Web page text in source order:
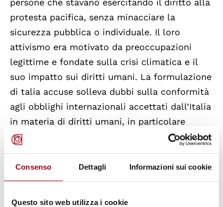
Consenso Dettagli Informazioni sui cookie
Questo sito web utilizza i cookie
persone che stavano esercitando il diritto alla
protesta pacifica, senza minacciare la
sicurezza pubblica o individuale. Il loro
attivismo era motivato da preoccupazioni
legittime e fondate sulla crisi climatica e il
suo impatto sui diritti umani. La formulazione
di talia accuse solleva dubbi sulla conformità
agli obblighi internazionali accettati dall’Italia
in materia di diritti umani, in particolare
rispetto agli
Dichiarazione Universale dei Diritti Umani
(UDHR)e agli Articoli 19 e 21 del Patto ICCPR,
che tutelano il diritto alla libertà di